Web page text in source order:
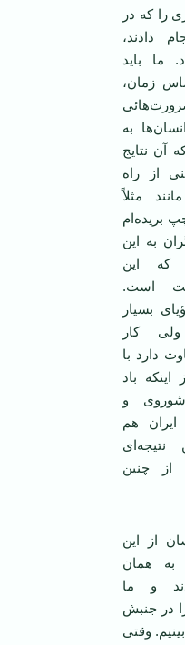
را که در
دادند،
ما باید
زمان،
به
آن نتایج
از راه
مثلاً
بریده‌ام
به این
که این
است.
بسیار
کار
دارد با
باد
شوروی و
هم
نتیجه‌ای
از چنین
از این
به‌‌‌ همان
و ما
در جنبش
وقتی